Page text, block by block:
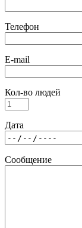
Телефон
E-mail
Кол-во людей
Дата
Сообщение